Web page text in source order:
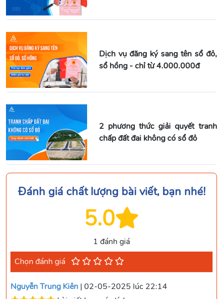
Dịch vụ đăng ký sang tên sổ đỏ,
sổ hồng - chỉ từ 4.000.000đ
2 phương thức giải quyết tranh
chấp đất đai không có sổ đỏ
Đánh giá chất lượng bài viết, bạn nhé!
5.0
1 đánh giá
Chọn đánh giá
Nguyễn Trung Kiên | 02-05-2025 lúc 22:14